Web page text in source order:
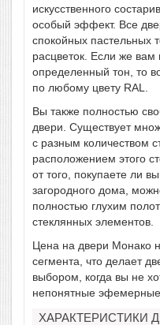
искусственного
особый эффект. Все
спокойных пастельных
расцветок. Если же вам
определенный тон, то
по любому цвету RAL.
Вы также полностью
двери. Существует
с разным количеством
расположением этого
от того, покупаете ли
загородного дома,
полностью глухим
стеклянных элементов.
Цена на двери Монако
сегмента, что делает
выбором, когда вы не
непонятные эфемерные
ХАРАКТЕРИСТИКИ